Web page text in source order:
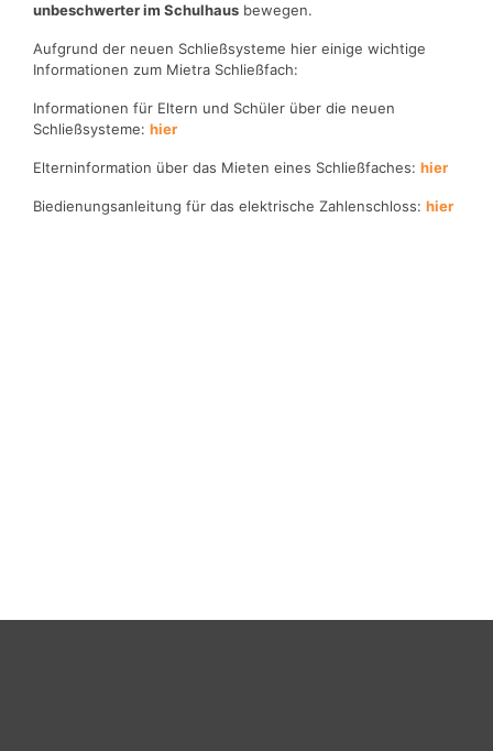
unbeschwerter im Schulhaus bewegen.
Aufgrund der neuen Schließsysteme hier einige wichtige
Informationen zum Mietra Schließfach:
Informationen für Eltern und Schüler über die neuen
Schließsysteme: hier
Elterninformation über das Mieten eines Schließfaches: hier
Biedienungsanleitung für das elektrische Zahlenschloss: hier